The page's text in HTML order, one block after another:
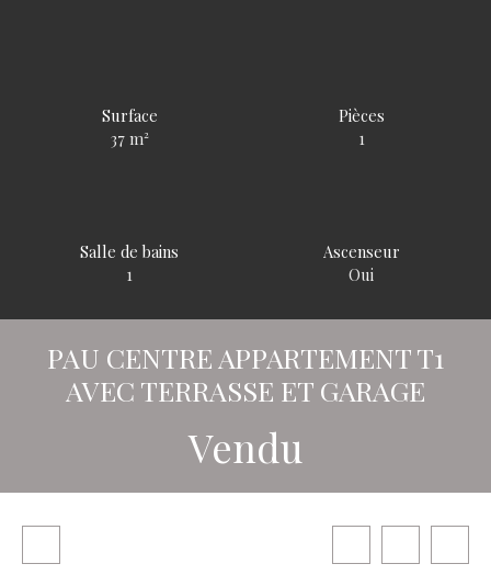
Surface
37 m²
Pièces
1
Salle de bains
1
Ascenseur
Oui
PAU CENTRE APPARTEMENT T1
AVEC TERRASSE ET GARAGE
Vendu